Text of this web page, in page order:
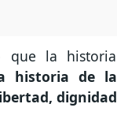
que la
historia de